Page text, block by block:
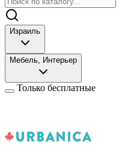
Израиль
Мебель, Интерьер
Только бесплатные